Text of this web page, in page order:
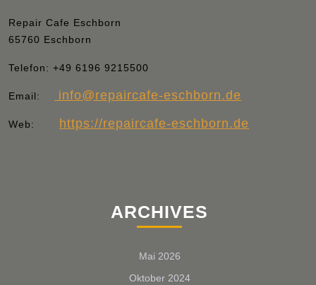
Repair Cafe Eschborn
65760 Eschborn
Telefon: +49 6196 9215500
Email: info@repaircafe-eschborn.de
Web: https://repaircafe-eschborn.de
ARCHIVES
Mai 2026
Oktober 2024